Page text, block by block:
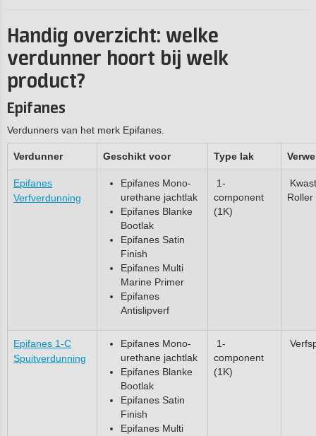
Handig overzicht: welke
verdunner hoort bij welk
product?
Epifanes
Verdunners van het merk Epifanes.
Verdunner Geschikt voor Type lak
Epifanes
Verfverdunning
Epifanes Mono-
urethane jachtlak
Epifanes Blanke
Bootlak
Epifanes Satin
Finish
Epifanes Multi
Marine Primer
Epifanes
Antislipverf
1-
component
(1K)
Roller
Epifanes 1-C
Spuitverdunning
Epifanes Mono-
urethane jachtlak
Epifanes Blanke
Bootlak
Epifanes Satin
Finish
Epifanes Multi
1-
component
(1K)